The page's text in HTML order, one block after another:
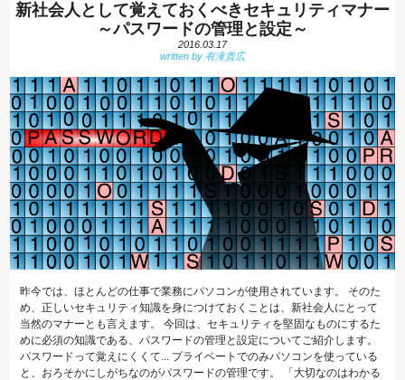
新社会人として覚えておくべきセキュリティマナー
～パスワードの管理と設定～
2016.03.17
昨今では、ほとんどの仕事で業務にパソコンが使用されています。 そのた
め、正しいセキュリティ知識を身につけておくことは、新社会人にとって
当然のマナーとも言えます。 今回は、セキュリティを堅固なものにするた
めに必須の知識である、パスワードの管理と設定についてご紹介します。
パスワードって覚えにくくて... プライベートでのみパソコンを使っている
と、おろそかにしがちなのがパスワードの管理です。 「大切なのはわかる